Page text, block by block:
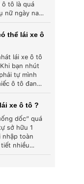
ô tô là quá
nữ ngày nay
thể lái xe ô
lái xe ô tô
bạn nhút
tự mình
ô tô đang
xe ô tô ?
dốc” quá
sở hữu 1
nhập toàn
nhiều